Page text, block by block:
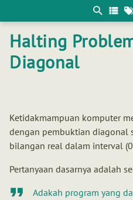
Halting
Diagonal
Ketidakmampuan komputer
dengan pembuktian diagonal
bilangan real dalam interval
Pertanyaan dasarnya adalah
Adakah program yang
matematis